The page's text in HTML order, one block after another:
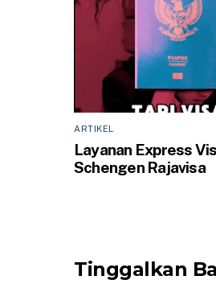
ARTIKEL
Layanan Express
Schengen Rajavisa
Tinggalkan